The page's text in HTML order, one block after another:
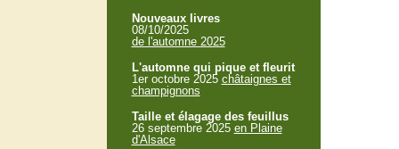
Nouveaux livres
08/10/2025
de l'automne 2025
L'automne qui pique et fleurit
1er octobre 2025 châtaignes et
champignons
Taille et élagage des feuillus
26 septembre 2025 en Plaine
d'Alsace